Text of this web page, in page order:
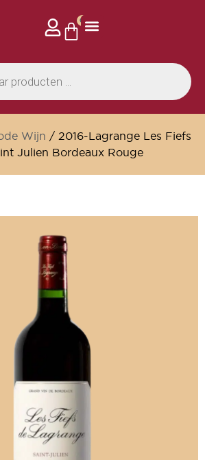
0
Wijn / 2016-Lagrange Les Fiefs
Julien Bordeaux Rouge